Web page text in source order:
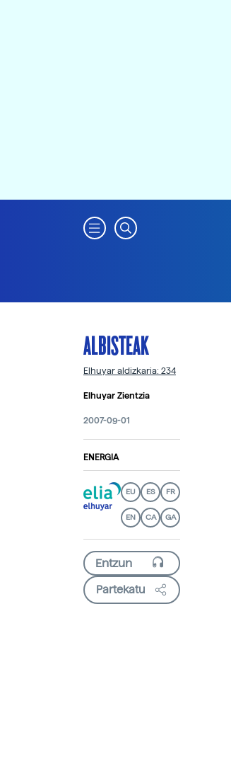
ALBISTEAK
Elhuyar aldizkaria: 234
Elhuyar Zientzia
2007-09-01
ENERGIA
EU ES FR
EN CA GA
Partekatu